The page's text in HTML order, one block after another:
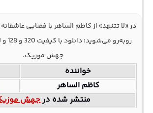
در «لا تتنهد» از کاظم الساهر با فضایی
جهش موزیک.
خواننده
کاظم الساهر
منتشر شده درجهش